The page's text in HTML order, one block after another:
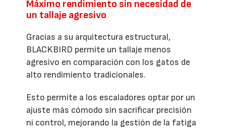
Máximo rendimiento sin necesidad de
un tallaje agresivo
Gracias a su arquitectura estructural,
BLACKBIRD permite un tallaje menos
agresivo en comparación con los gatos de
alto rendimiento tradicionales.
Esto permite a los escaladores optar por un
ajuste más cómodo sin sacrificar precisión
ni control, mejorando la gestión de la fatiga